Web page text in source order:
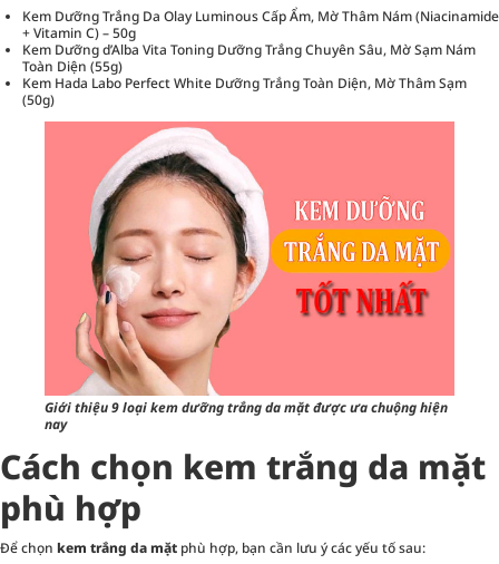
Kem Dưỡng Trắng Da Olay Luminous Cấp Ẩm, Mờ Thâm Nám (Niacinamide
+ Vitamin C) – 50g
Kem Dưỡng d’Alba Vita Toning Dưỡng Trắng Chuyên Sâu, Mờ Sạm Nám
Toàn Diện (55g)
Kem Hada Labo Perfect White Dưỡng Trắng Toàn Diện, Mờ Thâm Sạm
(50g)
Giới thiệu 9 loại kem dưỡng trắng da mặt được ưa chuộng hiện
nay
Cách chọn kem trắng da mặt
phù hợp
Để chọn kem trắng da mặt phù hợp, bạn cần lưu ý các yếu tố sau: